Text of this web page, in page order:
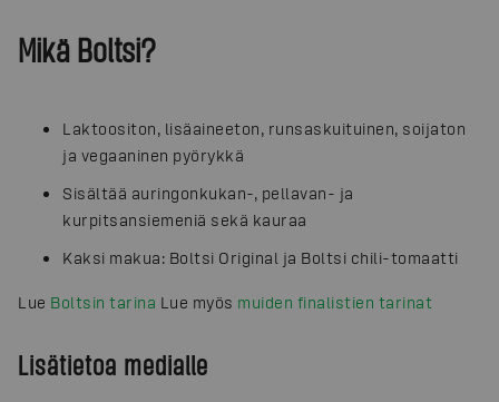
Mikä Boltsi?
Laktoositon, lisäaineeton, runsaskuituinen, soijaton
ja vegaaninen pyörykkä
Sisältää auringonkukan-, pellavan- ja
kurpitsansiemeniä sekä kauraa
Kaksi makua: Boltsi Original ja Boltsi chili-tomaatti
Lue Boltsin tarina Lue myös muiden finalistien tarinat
Lisätietoa medialle